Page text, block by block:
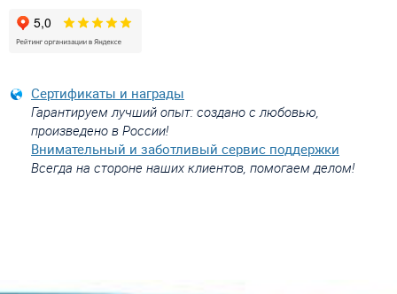
Сертификаты и награды
Гарантируем лучший опыт: создано с любовью,
произведено в России!
Внимательный и заботливый сервис поддержки
Всегда на стороне наших клиентов, помогаем делом!